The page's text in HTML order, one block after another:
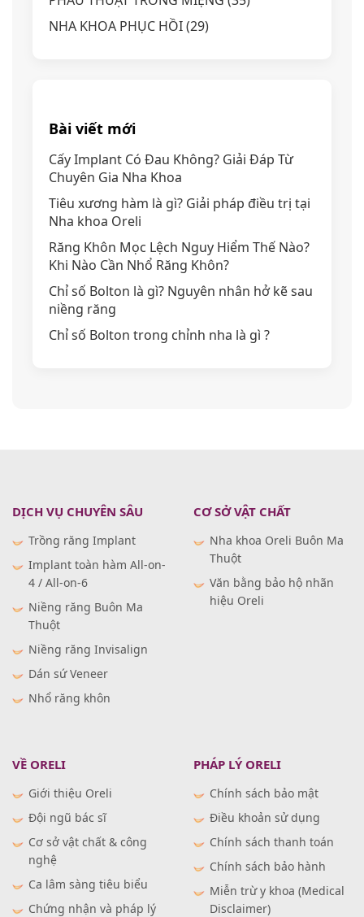
NHA KHOA PHỤC HỒI(29)
Bài viết mới
Cấy Implant Có Đau Không? Giải Đáp Từ
Chuyên Gia Nha Khoa
Tiêu xương hàm là gì? Giải pháp điều trị tại
Nha khoa Oreli
Răng Khôn Mọc Lệch Nguy Hiểm Thế Nào?
Khi Nào Cần Nhổ Răng Khôn?
Chỉ số Bolton là gì? Nguyên nhân hở kẽ sau
niềng răng
Chỉ số Bolton trong chỉnh nha là gì ?
DỊCH VỤ CHUYÊN SÂU
Trồng răng Implant
Implant toàn hàm All-on-
4 / All-on-6
Niềng răng Buôn Ma
Thuột
Niềng răng Invisalign
Dán sứ Veneer
Nhổ răng khôn
CƠ SỞ VẬT CHẤT
Nha khoa Oreli Buôn Ma
Thuột
Văn bằng bảo hộ nhãn
hiệu Oreli
VỀ ORELI
Giới thiệu Oreli
Đội ngũ bác sĩ
Cơ sở vật chất & công
nghệ
Ca lâm sàng tiêu biểu
Chứng nhận và pháp lý
PHÁP LÝ ORELI
Chính sách bảo mật
Điều khoản sử dụng
Chính sách thanh toán
Chính sách bảo hành
Miễn trừ y khoa (Medical
Disclaimer)